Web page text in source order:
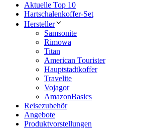
Aktuelle Top 10
Hartschalenkoffer-Set
Hersteller
Samsonite
Rimowa
Titan
American Tourister
Hauptstadtkoffer
Travelite
Vojagor
AmazonBasics
Reisezubehör
Angebote
Produktvorstellungen